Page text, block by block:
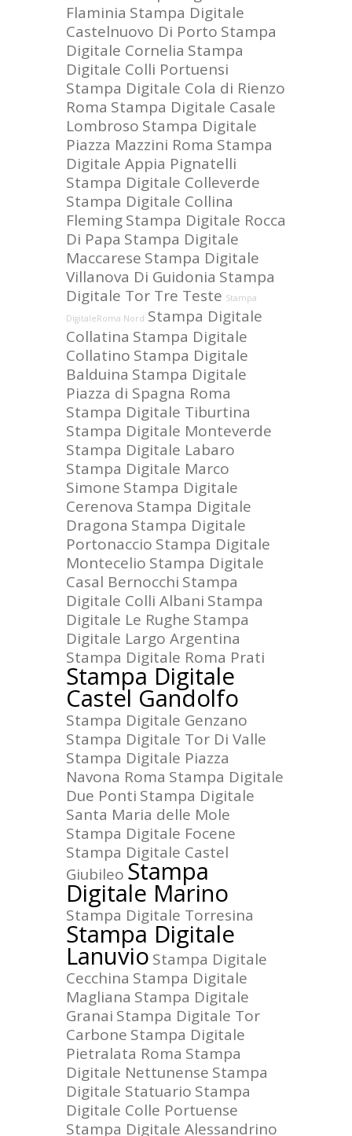
Flaminia Stampa Digitale
Castelnuovo Di Porto Stampa
Digitale Cornelia Stampa
Digitale Colli Portuensi
Stampa Digitale Cola di Rienzo
Roma Stampa Digitale Casale
Lombroso Stampa Digitale
Piazza Mazzini Roma Stampa
Digitale Appia Pignatelli
Stampa Digitale Colleverde
Stampa Digitale Collina
FlemingStampa Digitale Rocca
Di Papa Stampa Digitale
Maccarese Stampa Digitale
Villanova Di Guidonia Stampa
Digitale Tor Tre Teste Stampa
DigitaleRoma Nord Stampa Digitale
Collatina Stampa Digitale
Collatino Stampa Digitale
Balduina Stampa Digitale
Piazza di Spagna Roma
Stampa Digitale Tiburtina
Stampa Digitale Monteverde
Stampa Digitale Labaro
Stampa Digitale Marco
Simone Stampa Digitale
Cerenova Stampa Digitale
Dragona Stampa Digitale
Portonaccio Stampa Digitale
Montecelio Stampa Digitale
Casal Bernocchi Stampa
Digitale Colli Albani Stampa
Digitale Le Rughe Stampa
Digitale Largo Argentina
Stampa Digitale Roma Prati
Stampa Digitale
Castel Gandolfo
Stampa Digitale Genzano
Stampa Digitale Tor Di Valle
Stampa Digitale Piazza
Navona Roma Stampa Digitale
Due Ponti Stampa Digitale
Santa Maria delle Mole
Stampa Digitale Focene
Stampa Digitale Castel
Giubileo Stampa
Digitale Marino
Stampa Digitale Torresina
Stampa Digitale
Lanuvio Stampa Digitale
Cecchina Stampa Digitale
Magliana Stampa Digitale
Granai Stampa Digitale Tor
Carbone Stampa Digitale
Pietralata Roma Stampa
Digitale Nettunense Stampa
Digitale Statuario Stampa
Digitale Colle Portuense
Stampa Digitale Alessandrino